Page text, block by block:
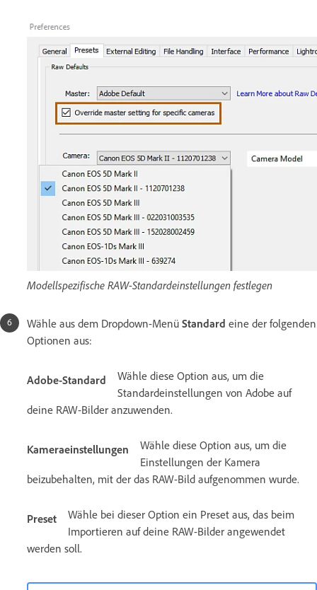
Modellspezifische RAW-Standardeinstellungen festlegen
Wähle aus dem Dropdown-Menü Standard eine der folgenden
Optionen aus:
Adobe-Standard
Wähle diese Option aus, um die
Standardeinstellungen von Adobe auf
deine RAW-Bilder anzuwenden.
Kameraeinstellungen
Wähle diese Option aus, um die
Einstellungen der Kamera
beizubehalten, mit der das RAW-Bild aufgenommen wurde.
Preset
Wähle bei dieser Option ein Preset aus, das beim
Importieren auf deine RAW-Bilder angewendet
werden soll.